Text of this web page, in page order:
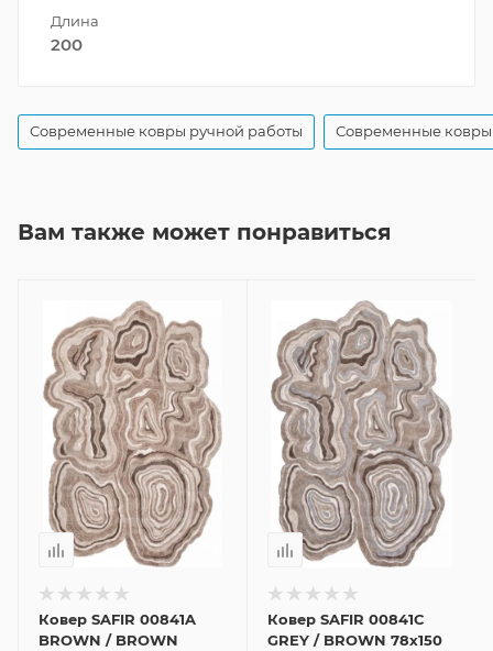
Длина
200
Современные ковры ручной работы Современные ковры
Вам также может понравиться
Ковер SAFIR 00841A
BROWN / BROWN
Ковер SAFIR 00841C
GREY / BROWN 78x150